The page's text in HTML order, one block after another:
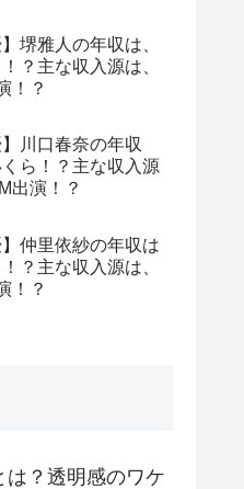
】堺雅人の年収は、
？主な収入源は、
！？
】川口春奈の年収
ら！？主な収入源
出演！？
】仲里依紗の年収は
？主な収入源は、
！？
？透明感のワケ